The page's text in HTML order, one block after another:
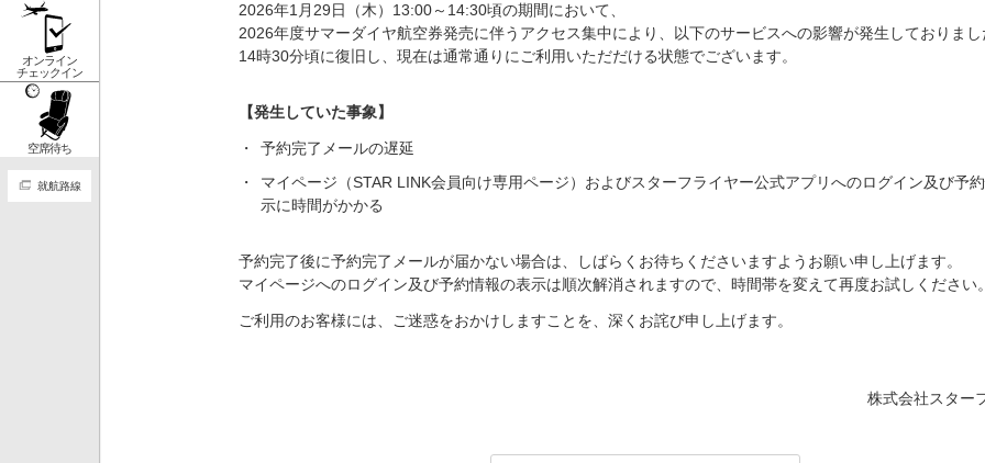
2026年1月29日（木）13:00～14:30頃の期間において、
2026年度サマーダイヤ航空券発売に伴うアクセス集中により、以下のサービスへの影響が発生しておりまし
14時30分頃に復旧し、現在は通常通りにご利用いただだける状態でございます。
【発生していた事象】
予約完了メールの遅延
マイページ（STAR LINK会員向け専用ページ）およびスターフライヤー公式アプリへのログイン及び予
示に時間がかかる
予約完了後に予約完了メールが届かない場合は、しばらくお待ちくださいますようお願い申し上げます。
マイページへのログイン及び予約情報の表示は順次解消されますので、時間帯を変えて再度お試しください。
ご利用のお客様には、ご迷惑をおかけしますことを、深くお詫び申し上げます。
株式会社スター
オンライン
チェックイン
空席待ち
就航路線